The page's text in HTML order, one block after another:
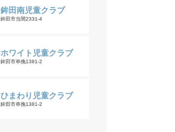
鉾田南児童クラブ
鉾田市当間2331-4
ホワイト児童クラブ
鉾田市串挽1381-2
ひまわり児童クラブ
鉾田市串挽1381-2